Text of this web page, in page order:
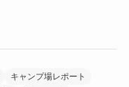
キャンプ場レポート